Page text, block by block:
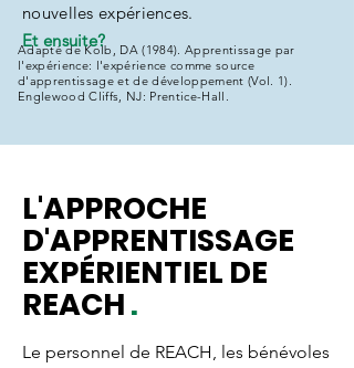
Adapté de Kolb, DA (1984). Apprentissage par
l'expérience: l'expérience comme source
d'apprentissage et de développement (Vol. 1).
Englewood Cliffs, NJ: Prentice-Hall.
nouvelles expériences.
Et ensuite?
L'APPROCHE
D'APPRENTISSAGE
EXPÉRIENTIEL DE
REACH.
Le personnel de REACH, les bénévoles